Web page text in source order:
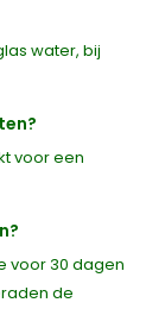
water, bij
voor een
voor 30 dagen
de